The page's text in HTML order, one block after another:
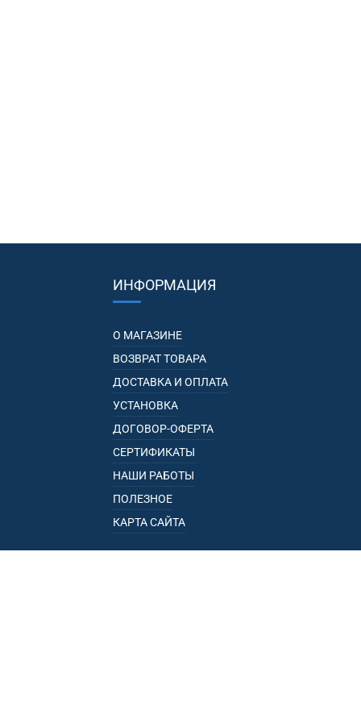
ИНФОРМАЦИЯ
О МАГАЗИНЕ
ВОЗВРАТ ТОВАРА
ДОСТАВКА И ОПЛАТА
УСТАНОВКА
ДОГОВОР-ОФЕРТА
СЕРТИФИКАТЫ
НАШИ РАБОТЫ
ПОЛЕЗНОЕ
КАРТА САЙТА